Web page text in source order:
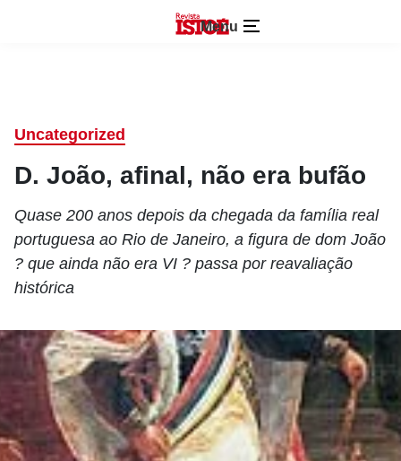
Menu
Uncategorized
D. João, afinal, não era bufão
Quase 200 anos depois da chegada da família real
portuguesa ao Rio de Janeiro, a figura de dom João
? que ainda não era VI ? passa por reavaliação
histórica